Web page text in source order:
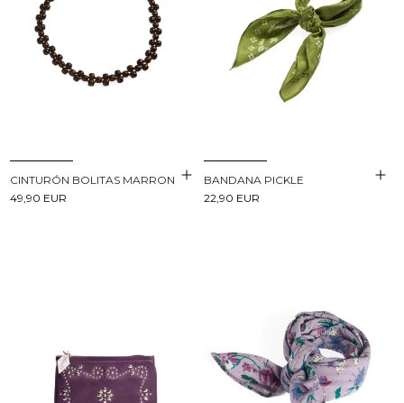
CINTURÓN BOLITAS MARRON
49,90 EUR
BANDANA PICKLE
22,90 EUR